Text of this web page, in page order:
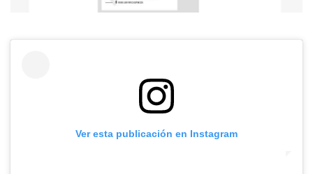
Ver esta publicación en Instagram